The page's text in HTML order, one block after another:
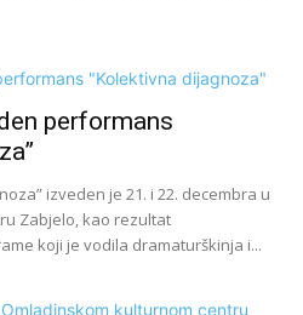
performans
izveden je 21. i 22. decembra u
Zabjelo, kao rezultat
koji je vodila dramaturškinja i...